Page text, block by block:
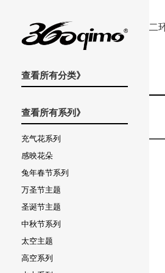
当前页 >> 福州东二
查看所有分类》
查看所有系列》
充气花系列
感映花朵
兔年春节系列
万圣节主题
圣诞节主题
中秋节系列
太空主题
高空系列